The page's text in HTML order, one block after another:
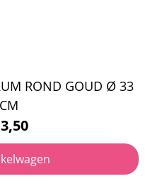
ROND GOUD Ø 33
CM